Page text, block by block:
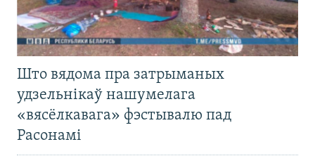
Што вядома пра затрыманых
удзельнікаў нашумелага
«вясёлкавага» фэстывалю пад
Расонамі